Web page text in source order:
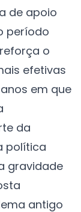
de apoio
período
o
efetivas
em que
da
política
gravidade
antigo